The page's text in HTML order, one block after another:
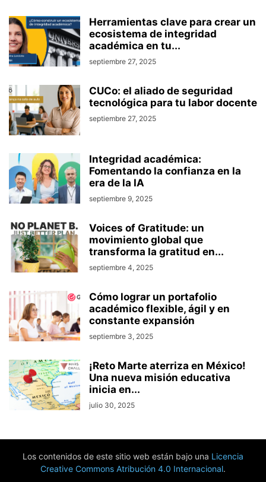
Herramientas clave para crear un
ecosistema de integridad
académica en tu...
septiembre 27, 2025
CUCo: el aliado de seguridad
tecnológica para tu labor docente
septiembre 27, 2025
Integridad académica:
Fomentando la confianza en la
era de la IA
septiembre 9, 2025
Voices of Gratitude: un
movimiento global que
transforma la gratitud en...
septiembre 4, 2025
Cómo lograr un portafolio
académico flexible, ágil y en
constante expansión
septiembre 3, 2025
¡Reto Marte aterriza en México!
Una nueva misión educativa
inicia en...
julio 30, 2025
Los contenidos de este sitio web están bajo una Licencia
Creative Commons Atribución 4.0 Internacional.